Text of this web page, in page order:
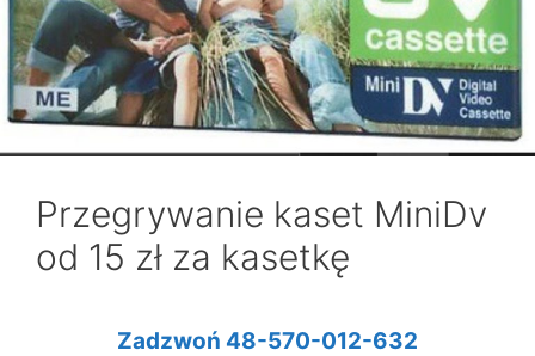
Przegrywanie kaset MiniDv
od 15 zł za kasetkę
Zadzwoń 48-570-012-632